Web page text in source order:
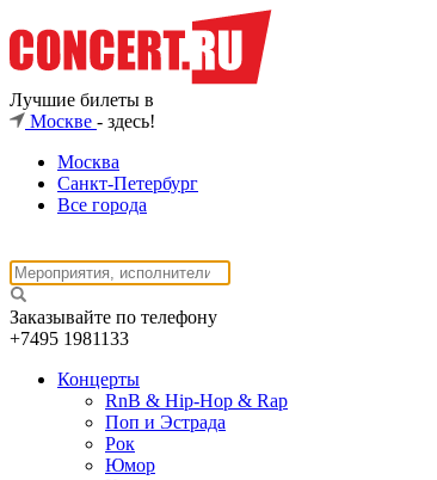
Лучшие билеты в
Москве - здесь!
Москва
Санкт-Петербург
Все города
Заказывайте по телефону
+7495 1981133
Концерты
RnB & Hip-Hop & Rap
Поп и Эстрада
Рок
Юмор